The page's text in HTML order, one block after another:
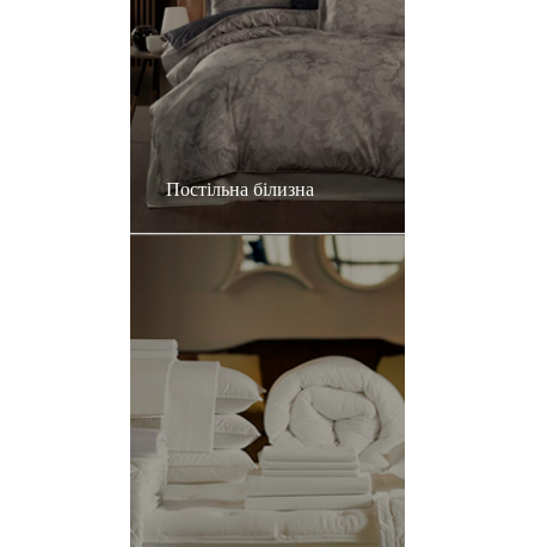
Постільна білизна